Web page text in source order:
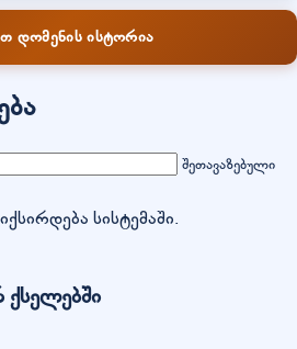
დომენის ისტორია
შეთავაზებული
სისტემაში.